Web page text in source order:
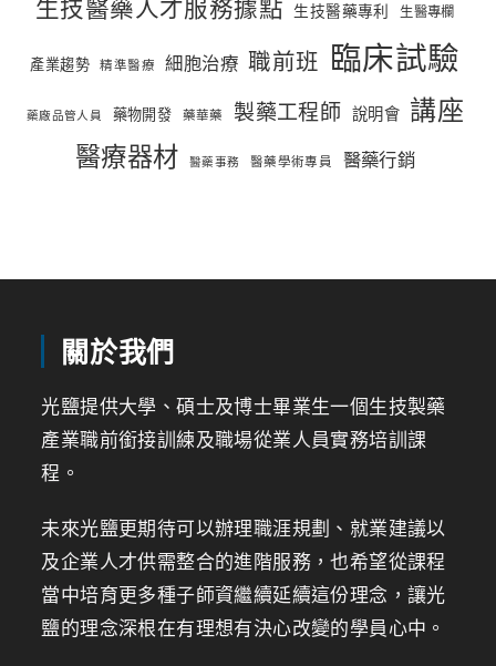
生技醫藥人才服務據點 生技醫藥專利 生醫專欄
產業趨勢 精準醫療 細胞治療 職前班 臨床試驗
藥廠品管人員 藥物開發 藥華藥 製藥工程師 說明會 講座
醫療器材 醫藥事務 醫藥學術專員 醫藥行銷
關於我們
光鹽提供大學、碩士及博士畢業生一個生技製藥
產業職前銜接訓練及職場從業人員實務培訓課
程。
未來光鹽更期待可以辦理職涯規劃、就業建議以
及企業人才供需整合的進階服務，也希望從課程
當中培育更多種子師資繼續延續這份理念，讓光
鹽的理念深根在有理想有決心改變的學員心中。